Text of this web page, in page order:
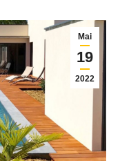
Mai
19
2022